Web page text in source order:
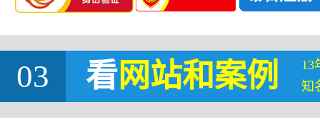
03 看网站和案例
13
知